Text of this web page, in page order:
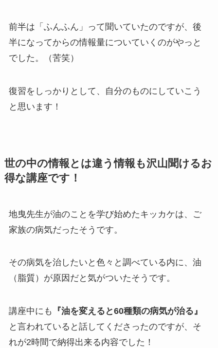
前半は「ふんふん」って聞いていたのですが、後
半になってからの情報量についていくのがやっと
でした。（苦笑）
復習をしっかりとして、自分のものにしていこう
と思います！
世の中の情報とは違う情報も沢山聞けるお
得な講座です！
地曳先生が油のことを学び始めたキッカケは、ご
家族の病気だったそうです。
その病気を治したいと色々と調べている内に、油
（脂質）が原因だと気がついたそうです。
講座中にも
『油を変えると60種類の病気が治る』
と言われていると話してくださったのですが、そ
れが2時間で納得出来る内容でした！